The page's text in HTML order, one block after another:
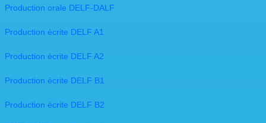
Production orale DELF-DALF
Production écrite DELF A1
Production écrite DELF A2
Production écrite DELF B1
Production écrite DELF B2